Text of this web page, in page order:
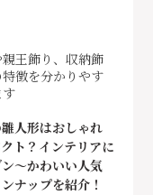
王飾り、収納飾
徴を分かりやす
人形はおしゃれ
ト？インテリアに
～かわいい人気
ナップを紹介！